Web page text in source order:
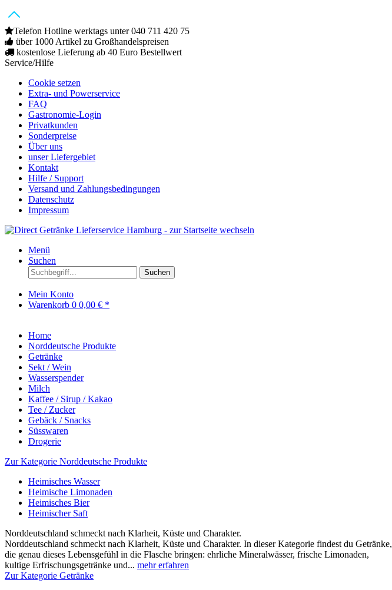
Telefon Hotline werktags unter 040 711 420 75
über 1000 Artikel zu Großhandelspreisen
kostenlose Lieferung ab 40 Euro Bestellwert
Service/Hilfe
Cookie setzen
Extra- und Powerservice
FAQ
Gastronomie-Login
Privatkunden
Sonderpreise
Über uns
unser Liefergebiet
Kontakt
Hilfe / Support
Versand und Zahlungsbedingungen
Datenschutz
Impressum
Menü
Suchen
Suchen
Mein Konto
Warenkorb 0 0,00 € *
Home
Norddeutsche Produkte
Getränke
Sekt / Wein
Wasserspender
Milch
Kaffee / Sirup / Kakao
Tee / Zucker
Gebäck / Snacks
Süsswaren
Drogerie
Zur Kategorie Norddeutsche Produkte
Heimisches Wasser
Heimische Limonaden
Heimisches Bier
Heimischer Saft
Norddeutschland schmeckt nach Klarheit, Küste und Charakter.
Norddeutschland schmeckt nach Klarheit, Küste und Charakter. In dieser Kategorie findest du Getränke,
die genau dieses Lebensgefühl in die Flasche bringen: ehrliche Mineralwässer, frische Limonaden,
kultige Erfrischungsgetränke und... mehr erfahren
Zur Kategorie Getränke